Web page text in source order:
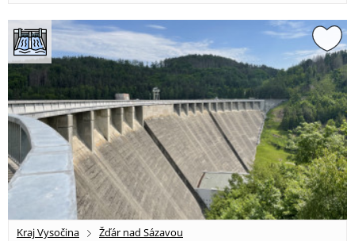
Kraj Vysočina Žďár nad Sázavou